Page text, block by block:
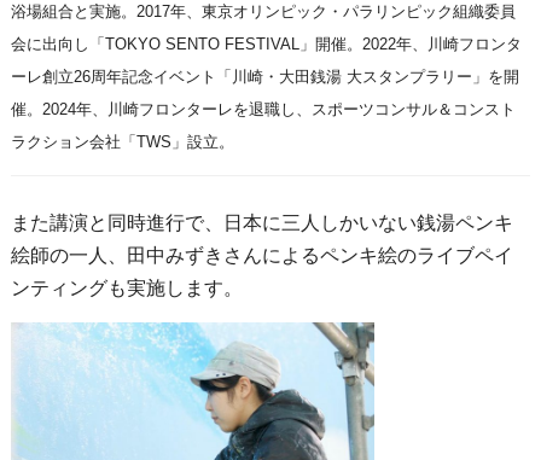
浴場組合と実施。2017年、東京オリンピック・パラリンピック組織委員
会に出向し「TOKYO SENTO FESTIVAL」開催。2022年、川崎フロンタ
ーレ創立26周年記念イベント「川崎・大田銭湯 大スタンプラリー」を開
催。2024年、川崎フロンターレを退職し、スポーツコンサル＆コンスト
ラクション会社「TWS」設立。
また講演と同時進行で、日本に三人しかいない銭湯ペンキ
絵師の一人、田中みずきさんによるペンキ絵のライブペイ
ンティングも実施します。